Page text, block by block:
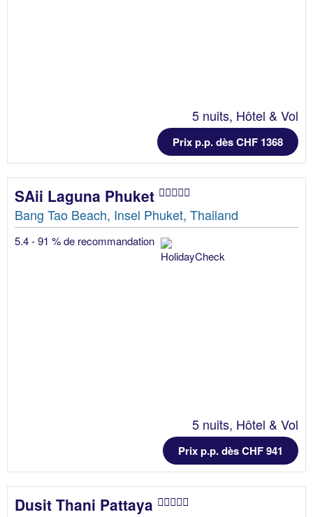
5 nuits, Hôtel & Vol
Prix p.p. dès CHF 1368
SAii Laguna Phuket
Bang Tao Beach, Insel Phuket, Thailand
5.4 - 91 % de recommandation
5 nuits, Hôtel & Vol
Prix p.p. dès CHF 941
Dusit Thani Pattaya